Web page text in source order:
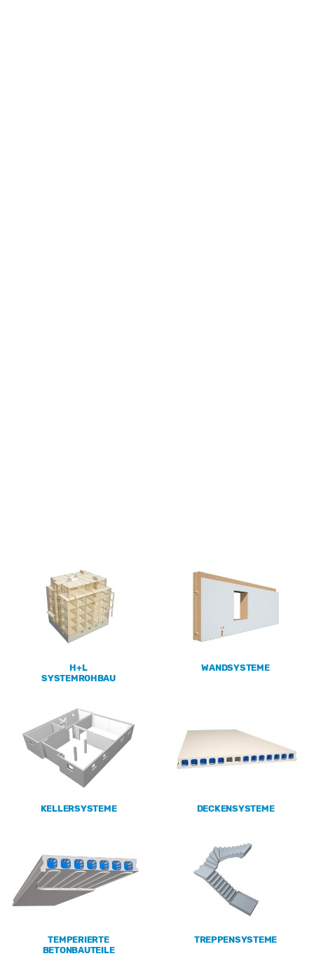
H+L
SYSTEMROHBAU
WANDSYSTEME
KELLERSYSTEME DECKENSYSTEME
TEMPERIERTE
BETONBAUTEILE
TREPPENSYSTEME